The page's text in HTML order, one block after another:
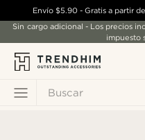
Buscar
Envío $5.90- Gratis a partir de
Sin cargo adicional - Los precios
impuesto